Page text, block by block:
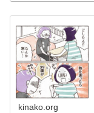
kinako.org